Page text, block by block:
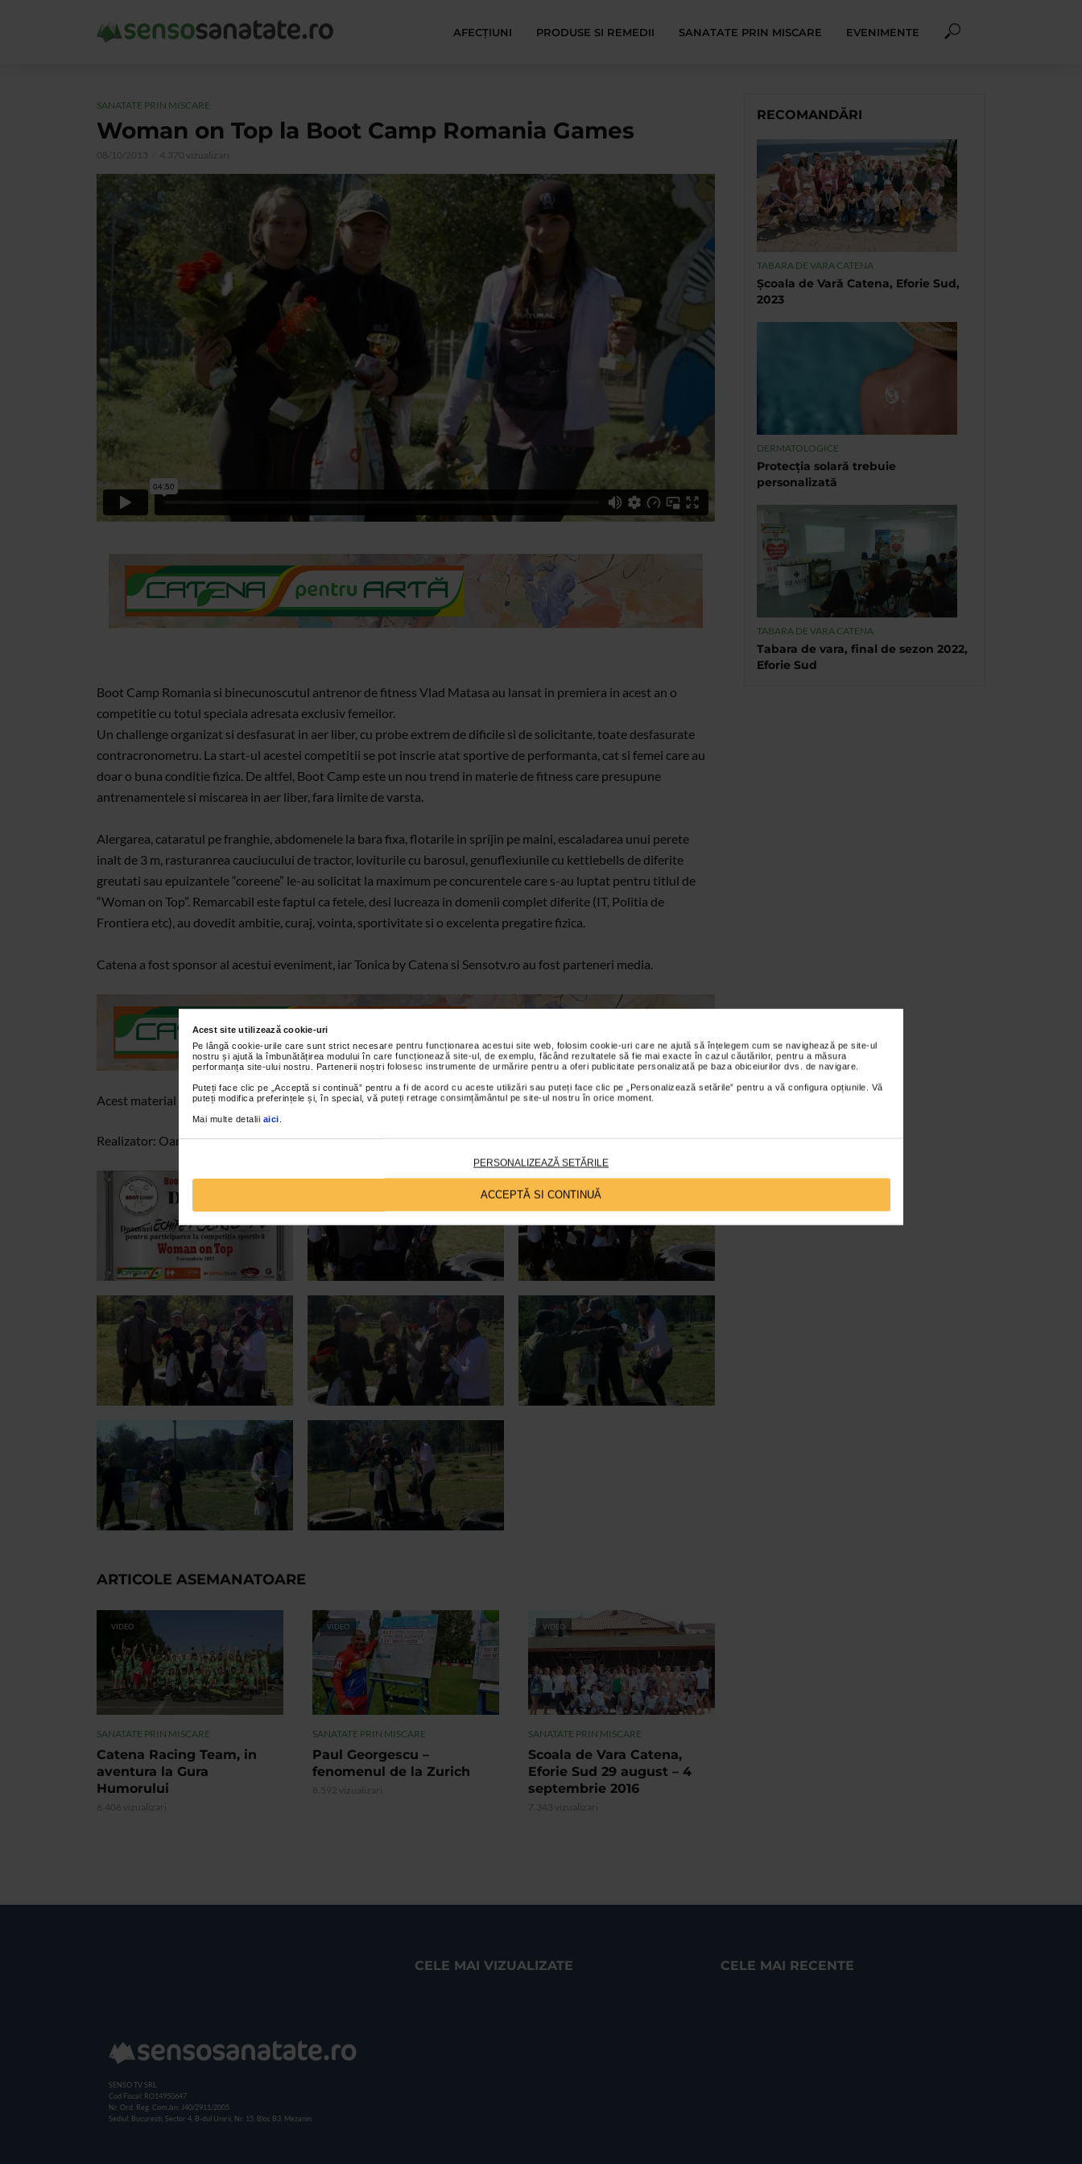
Acest site utilizează cookie-uri
Pe lângă cookie-urile care sunt strict necesare pentru funcționarea acestui site web, folosim cookie-uri care ne ajută să înțelegem cum se navighează pe site-ul
nostru și ajută la îmbunătățirea modului în care funcționează site-ul, de exemplu, făcând rezultatele să fie mai exacte în cazul căutărilor, pentru a măsura
performanța site-ului nostru. Partenerii noștri folosesc instrumente de urmărire pentru a oferi publicitate personalizată pe baza obiceiurilor dvs. de navigare.
Puteți face clic pe „Acceptă si continuă” pentru a fi de acord cu aceste utilizări sau puteți face clic pe „Personalizează setările” pentru a vă configura opțiunile. Vă
puteți modifica preferințele și, în special, vă puteți retrage consimțământul pe site-ul nostru în orice moment.
Mai multe detalii aici
PERSONALIZEAZĂ SETĂRILE
ACCEPTĂ SI CONTINUĂ
AFECŢIUNI PRODUSE SI REMEDII SANATATE PRIN MISCARE EVENIMENTE
SANATATE PRIN MISCARE
Woman on Top la Boot Camp Romania Games
08/10/2013 4.370 vizualizari
Boot Camp Romania si binecunoscutul antrenor de fitness Vlad Matasa au lansat in premiera in acest an o
competitie cu totul speciala adresata exclusiv femeilor.
Un challenge organizat si desfasurat in aer liber, cu probe extrem de dificile si de solicitante, toate desfasurate
contracronometru. La start-ul acestei competitii se pot inscrie atat sportive de performanta, cat si femei care au
doar o buna conditie fizica. De altfel, Boot Camp este un nou trend in materie de fitness care presupune
antrenamentele si miscarea in aer liber, fara limite de varsta.
Alergarea, cataratul pe franghie, abdomenele la bara fixa, flotarile in sprijin pe maini, escaladarea unui perete
inalt de 3 m, rasturanrea cauciucului de tractor, loviturile cu barosul, genuflexiunile cu kettlebells de diferite
greutati sau epuizantele “coreene” le-au solicitat la maximum pe concurentele care s-au luptat pentru titlul de
“Woman on Top”. Remarcabil este faptul ca fetele, desi lucreaza in domenii complet diferite (IT, Politia de
Frontiera etc), au dovedit ambitie, curaj, vointa, sportivitate si o excelenta pregatire fizica.
Catena a fost sponsor al acestui eveniment, iar Tonica by Catena si Sensotv.ro au fost parteneri media.
Acest material va este oferit de Catena.
Realizator: Oana Georgescu
ARTICOLE ASEMANATOARE
VIDEO
SANATATE PRIN MISCARE
Catena Racing Team, in
aventura la Gura
Humorului
6.406 vizualizari
VIDEO
SANATATE PRIN MISCARE
Paul Georgescu –
fenomenul de la Zurich
8.592 vizualizari
VIDEO
SANATATE PRIN MISCARE
Scoala de Vara Catena,
Eforie Sud 29 august – 4
septembrie 2016
7.343 vizualizari
RECOMANDĂRI
TABARA DE VARA CATENA
Școala de Vară Catena, Eforie Sud,
2023
DERMATOLOGICE
Protecția solară trebuie
personalizată
TABARA DE VARA CATENA
Tabara de vara, final de sezon 2022,
Eforie Sud
SENSO TV SRL
Cod Fiscal: RO14950647
Nr. Ord. Reg. Com./an: J40/2911/2005
Sediul: Bucuresti, Sector 4, B-dul Unirii, Nr. 15, Bloc B3, Mezanin
CELE MAI VIZUALIZATE CELE MAI RECENTE